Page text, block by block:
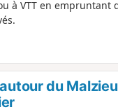
à VTT en empruntant
du